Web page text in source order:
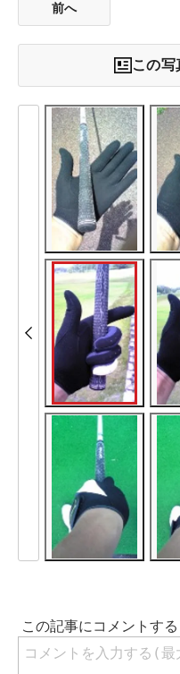
前へ
この